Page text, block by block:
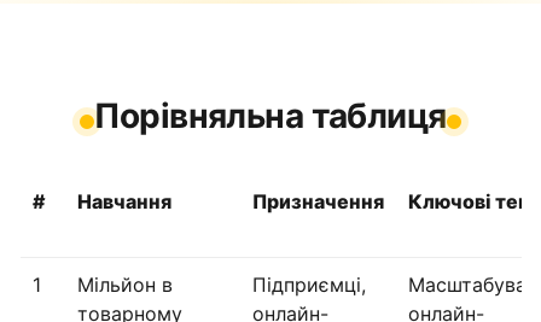
Порівняльна таблиця
# Навчання Призначення Ключові
1
Мільйон в
товарному
Підприємці,
онлайн-
онлайн-